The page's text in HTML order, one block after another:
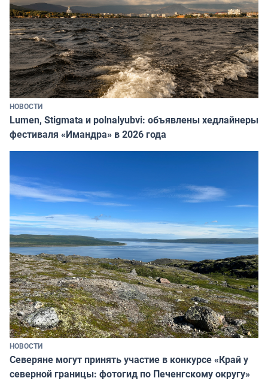
НОВОСТИ
Lumen, Stigmata и polnalyubvi: объявлены хедлайнеры
фестиваля «Имандра» в 2026 года
НОВОСТИ
Северяне могут принять участие в конкурсе «Край у
северной границы: фотогид по Печенгскому округу»